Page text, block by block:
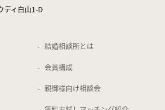
ディ白山1-D
結婚相談所とは
会員構成
親御様向け相談会